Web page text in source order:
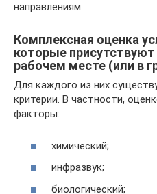
направлениям:
Комплексная оценка
которые
рабочем месте (или в
Для каждого из них
критерии. В частности,
факторы:
химический;
инфразвук;
биологический;